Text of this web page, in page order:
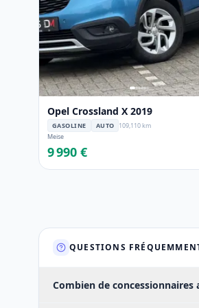
Opel Crossland X 2019
GASOLINE AUTO
109,110 km
Meise
9 990 €
QUESTIONS
Combien de